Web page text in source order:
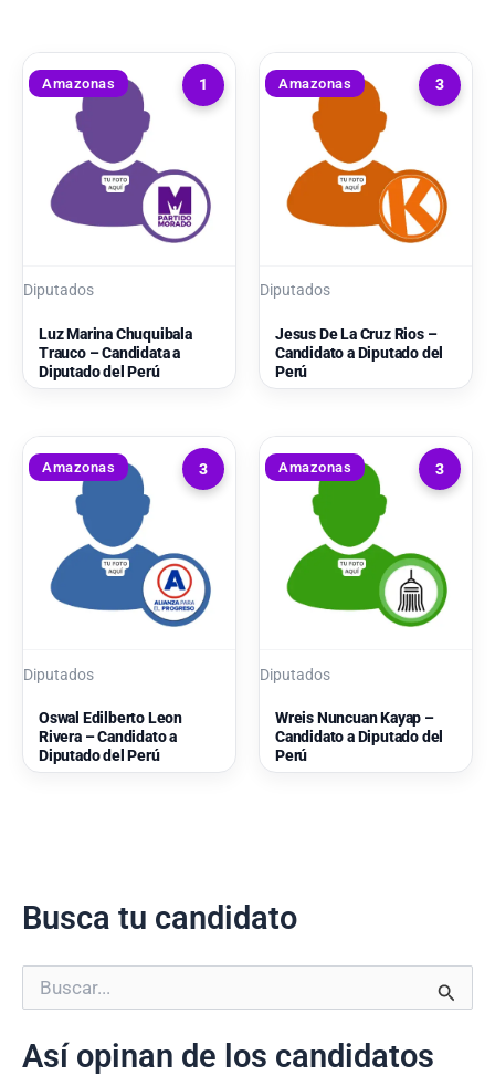
1
Amazonas
Diputados
Luz Marina Chuquibala
Trauco – Candidata a
Diputado del Perú
3
Amazonas
Diputados
Jesus De La Cruz Rios –
Candidato a Diputado del
Perú
3
Amazonas
Diputados
Oswal Edilberto Leon
Rivera – Candidato a
Diputado del Perú
3
Amazonas
Diputados
Wreis Nuncuan Kayap –
Candidato a Diputado del
Perú
Busca tu candidato
u
c
Así opinan de los candidatos